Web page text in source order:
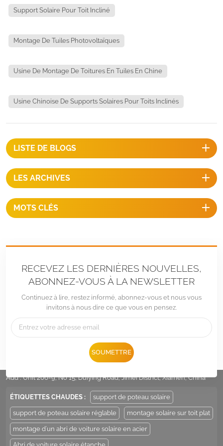
Support Solaire Pour Toit Incliné
Montage De Tuiles Photovoltaïques
Usine De Montage De Toitures En Tuiles En Chine
Usine Chinoise De Supports Solaires Pour Toits Inclinés
LISTE DE BLOGS
LES ARCHIVES
MOTS CLÉS
RECEVEZ LES DERNIÈRES NOUVELLES,
ABONNEZ-VOUS À LA NEWSLETTER
Continuez à lire, restez informé, abonnez-vous et nous vous
invitons à nous dire ce que vous en pensez.
SOUMETTRE
Sales@LandpowerSolar.com
Add : Unit 206-9, No 15, Duiying Road, Jimei District, Xiamen, China
ÉTIQUETTES CHAUDES : support de poteau solaire
support de poteau solaire réglable montage solaire sur toit plat
montage d'un abri de voiture solaire en acier